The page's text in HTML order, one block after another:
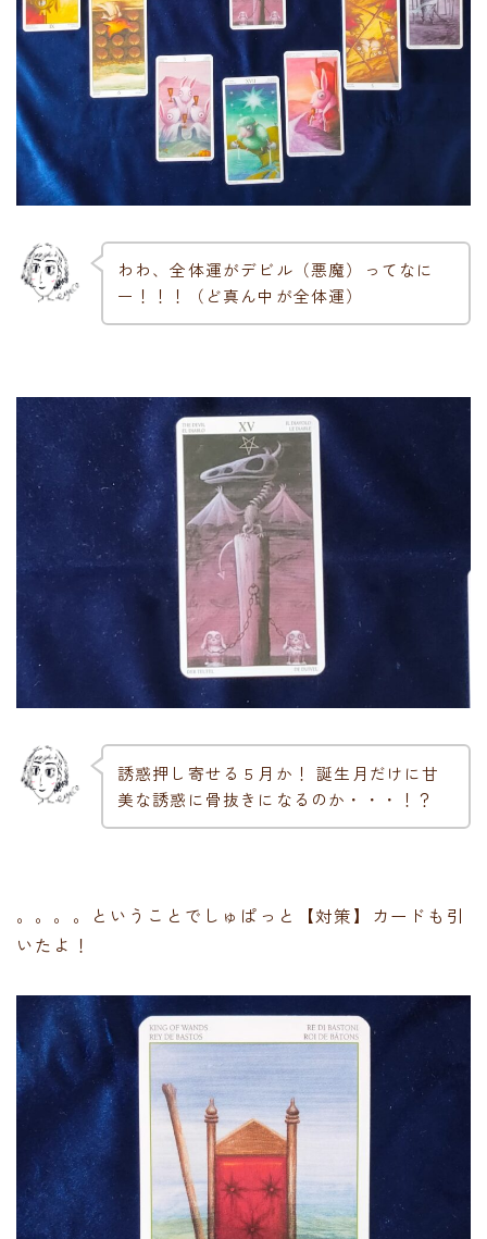
わわ、全体運がデビル（悪魔）ってなに
ー！！！（ど真ん中が全体運）
誘惑押し寄せる５月か！ 誕生月だけに甘
美な誘惑に骨抜きになるのか・・・！？
。。。。ということでしゅぱっと【対策】カードも引
いたよ！